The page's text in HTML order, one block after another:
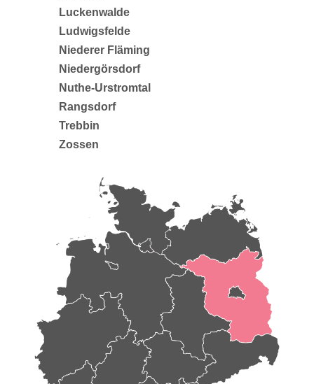
Luckenwalde
Ludwigsfelde
Niederer Fläming
Niedergörsdorf
Nuthe-Urstromtal
Rangsdorf
Trebbin
Zossen